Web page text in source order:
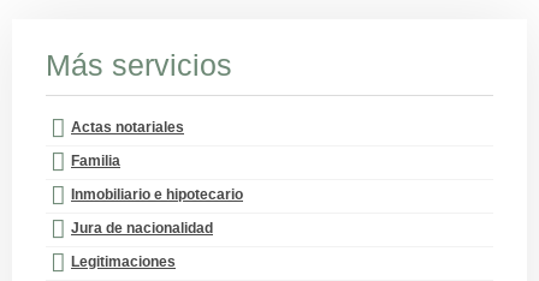
Más servicios
Actas notariales
Familia
Inmobiliario e hipotecario
Jura de nacionalidad
Legitimaciones